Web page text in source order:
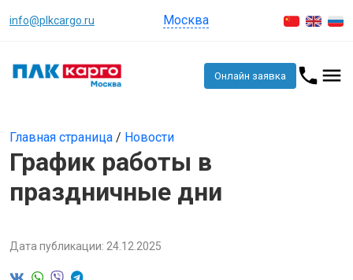
info@plkcargo.ru Москва
Онлайн заявка
Главная страница / Новости
График работы в
праздничные дни
Дата публикации: 24.12.2025